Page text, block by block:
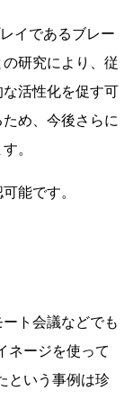
イであるブレー
研究により、従
活性化を促す可
め、今後さらに
。
能です。
ト会議などでも
ネージを使って
という事例は珍